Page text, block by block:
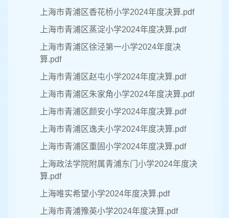
上海市青浦区香花桥小学2024年度决算.pdf
上海市青浦区蒸淀小学2024年度决算.pdf
上海市青浦区徐泾第一小学2024年度决
算.pdf
上海市青浦区赵屯小学2024年度决算.pdf
上海市青浦区朱家角小学2024年度决算.pdf
上海市青浦区颜安小学2024年度决算.pdf
上海市青浦区逸夫小学2024年度决算.pdf
上海市青浦区重固小学2024年度决算.pdf
上海政法学院附属青浦东门小学2024年度决
算.pdf
上海唯实希望小学2024年度决算.pdf
上海市青浦豫英小学2024年度决算.pdf